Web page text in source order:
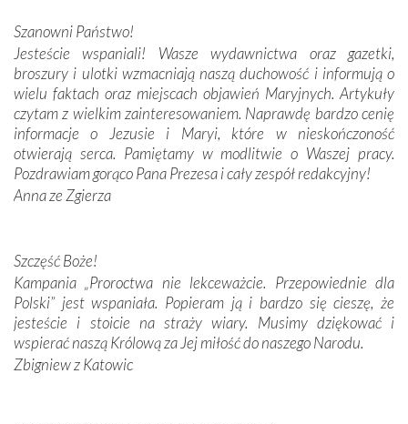
budowniczych.
Podążyliśmy też śladami fatimskich wizjonerów – Łucji
dos Santos oraz świętych Hiacynty i Franciszka Marto.
Modliliśmy się przy ich grobach. Odprawiliśmy Drogę
Krzyżową w ich rodzinnych stronach, odwiedziliśmy
domy, w których żyli.
W miejscu objawień Matki Bożej zapaliliśmy świece
Podczas tej kilkudniowej wyprawy na każdym kroku
spotykaliśmy się z serdeczną otwartością
Portugalczyków. Podziwialiśmy ich ludową sztukę i
zwyczaje. Mimo że nasze kraje są od siebie bardzo
oddalone, w żaden sposób nie czuliśmy się obco.
Sprawiła to oczywiście sama Matka Boża, ale też
kulturowa bliskość biorąca swój początek w naszej
Szanowni Państwo!
Jesteście wspaniali! Wasze wydawnictwa oraz gazetki,
broszury i ulotki wzmacniają naszą duchowość i informują o
wielu faktach oraz miejscach objawień Maryjnych. Artykuły
czytam z wielkim zainteresowaniem. Naprawdę bardzo cenię
informacje o Jezusie i Maryi, które w nieskończoność
otwierają serca. Pamiętamy w modlitwie o Waszej pracy.
Pozdrawiam gorąco Pana Prezesa i cały zespół redakcyjny!
Anna ze Zgierza
Szczęść Boże!
Kampania „Proroctwa nie lekceważcie. Przepowiednie dla
Polski” jest wspaniała. Popieram ją i bardzo się cieszę, że
jesteście i stoicie na straży wiary. Musimy dziękować i
wspierać naszą Królową za Jej miłość do naszego Narodu.
Zbigniew z Katowic